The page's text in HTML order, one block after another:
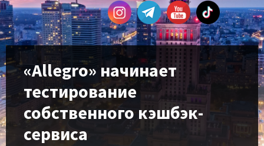
«Allegro» начинает
тестирование
собственного кэшбэк-
сервиса